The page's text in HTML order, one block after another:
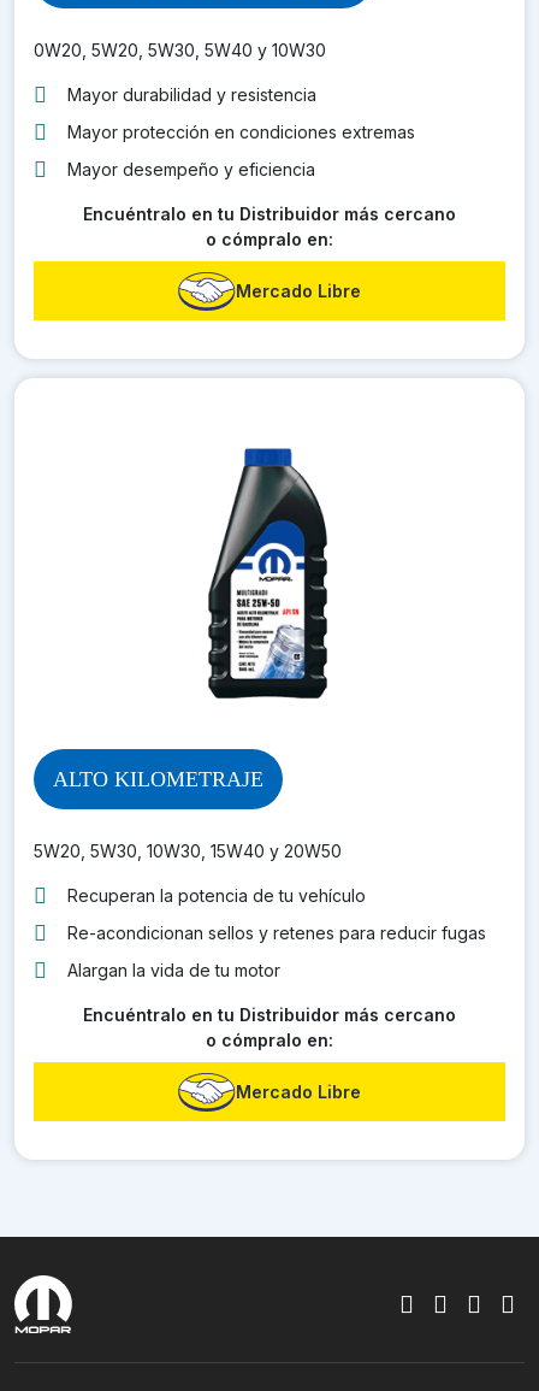
0W20, 5W20, 5W30, 5W40 y 10W30
Mayor durabilidad y resistencia
Mayor protección en condiciones extremas
Mayor desempeño y eficiencia
Encuéntralo en tu Distribuidor más cercano
o cómpralo en:
Mercado Libre
ALTO KILOMETRAJE
5W20, 5W30, 10W30, 15W40 y 20W50
Recuperan la potencia de tu vehículo
Re-acondicionan sellos y retenes para reducir fugas
Alargan la vida de tu motor
Encuéntralo en tu Distribuidor más cercano
o cómpralo en:
Mercado Libre